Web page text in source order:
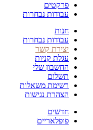
פרקטים
עבודות נבחרות
חנות
עבודות נבחרות
יצירת קשר
עגלת קניות
החשבון שלי
תשלום
רשימת משאלות
הצהרת נגישות
חדשים
פופלאריים